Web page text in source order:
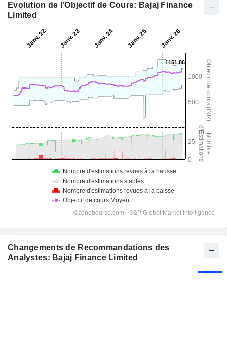
Evolution de l'Objectif de Cours: Bajaj Finance
Limited
Changements de Recommandations des
Analystes: Bajaj Finance Limited